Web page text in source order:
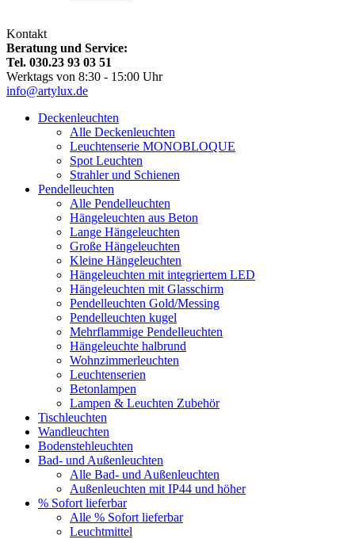
Kontakt
Beratung und Service:
Tel. 030.23 93 03 51
Werktags von 8:30 - 15:00 Uhr
info@artylux.de
Deckenleuchten
Alle Deckenleuchten
Leuchtenserie MONOBLOQUE
Spot Leuchten
Strahler und Schienen
Pendelleuchten
Alle Pendelleuchten
Hängeleuchten aus Beton
Lange Hängeleuchten
Große Hängeleuchten
Kleine Hängeleuchten
Hängeleuchten mit integriertem LED
Hängeleuchten mit Glasschirm
Pendelleuchten Gold/Messing
Pendelleuchten kugel
Mehrflammige Pendelleuchten
Hängeleuchte halbrund
Wohnzimmerleuchten
Leuchtenserien
Betonlampen
Lampen & Leuchten Zubehör
Tischleuchten
Wandleuchten
Bodenstehleuchten
Bad- und Außenleuchten
Alle Bad- und Außenleuchten
Außenleuchten mit IP44 und höher
% Sofort lieferbar
Alle % Sofort lieferbar
Leuchtmittel